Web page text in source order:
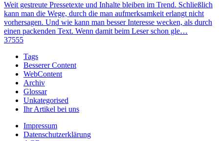
Weit gestreute Pressetexte und Inhalte bleiben im Trend. Schließlich
kann man die Wege, durch die man aufmerksamkeit erlangt nicht
vorhersagen. Und wie kann man besser Interesse wecken, als durch
einen packenden Text. Wenn damit beim Leser schon gle…
37555
Tags
Besserer Content
WebContent
Archiv
Glossar
Unkategorised
Ihr Artikel bei uns
Impressum
Datenschutzerklärung